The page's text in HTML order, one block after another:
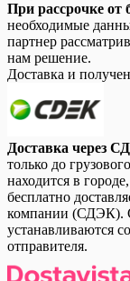
При рассрочке от
необходимые
партнер
нам решение.
Доставка и
Доставка через
только до
находится в
бесплатно
компании (СДЭК).
устанавливаются
отправителя.